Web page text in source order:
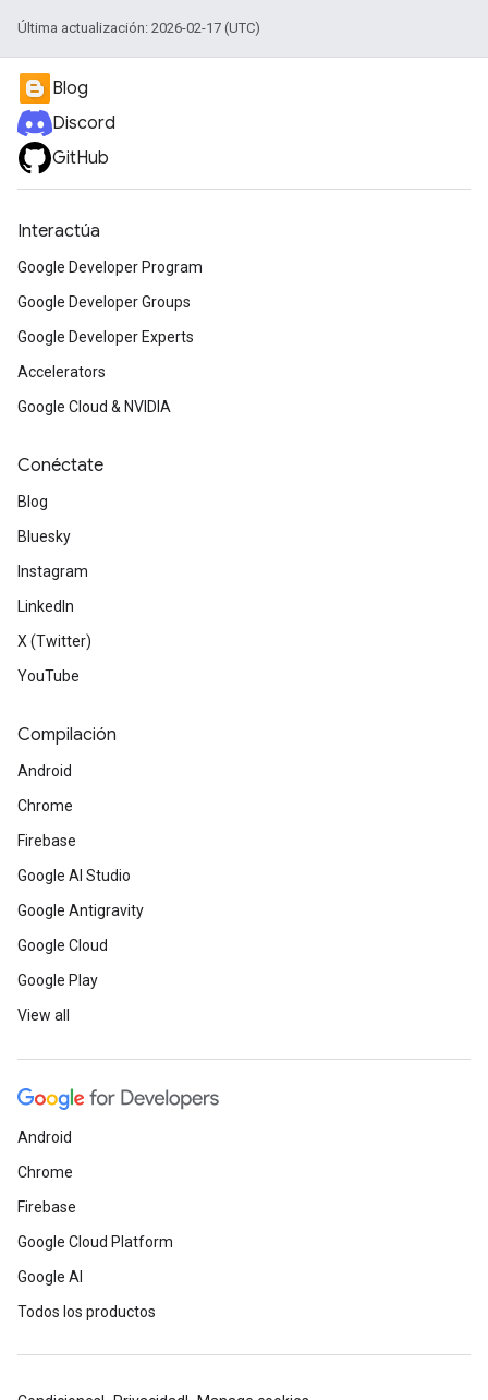
Última actualización: 2026-02-17 (UTC)
Blog
Discord
GitHub
Interactúa
Google Developer Program
Google Developer Groups
Google Developer Experts
Accelerators
Google Cloud & NVIDIA
Conéctate
Blog
Bluesky
Instagram
LinkedIn
X (Twitter)
YouTube
Compilación
Android
Chrome
Firebase
Google AI Studio
Google Antigravity
Google Cloud
Google Play
View all
Android
Chrome
Firebase
Google Cloud Platform
Google AI
Todos los productos